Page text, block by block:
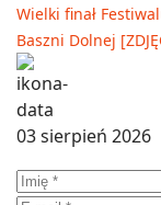
Wielki finał
Baszni Dolnej
03 sierpień 2026